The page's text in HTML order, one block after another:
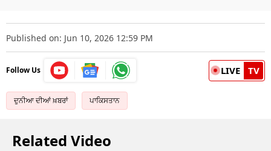
Published on: Jun 10, 2026 12:59 PM
Follow Us LIVE TV
ਦੁਨੀਆ ਦੀਆਂ ਖ਼ਬਰਾਂ ਪਾਕਿਸਤਾਨ
Related Video